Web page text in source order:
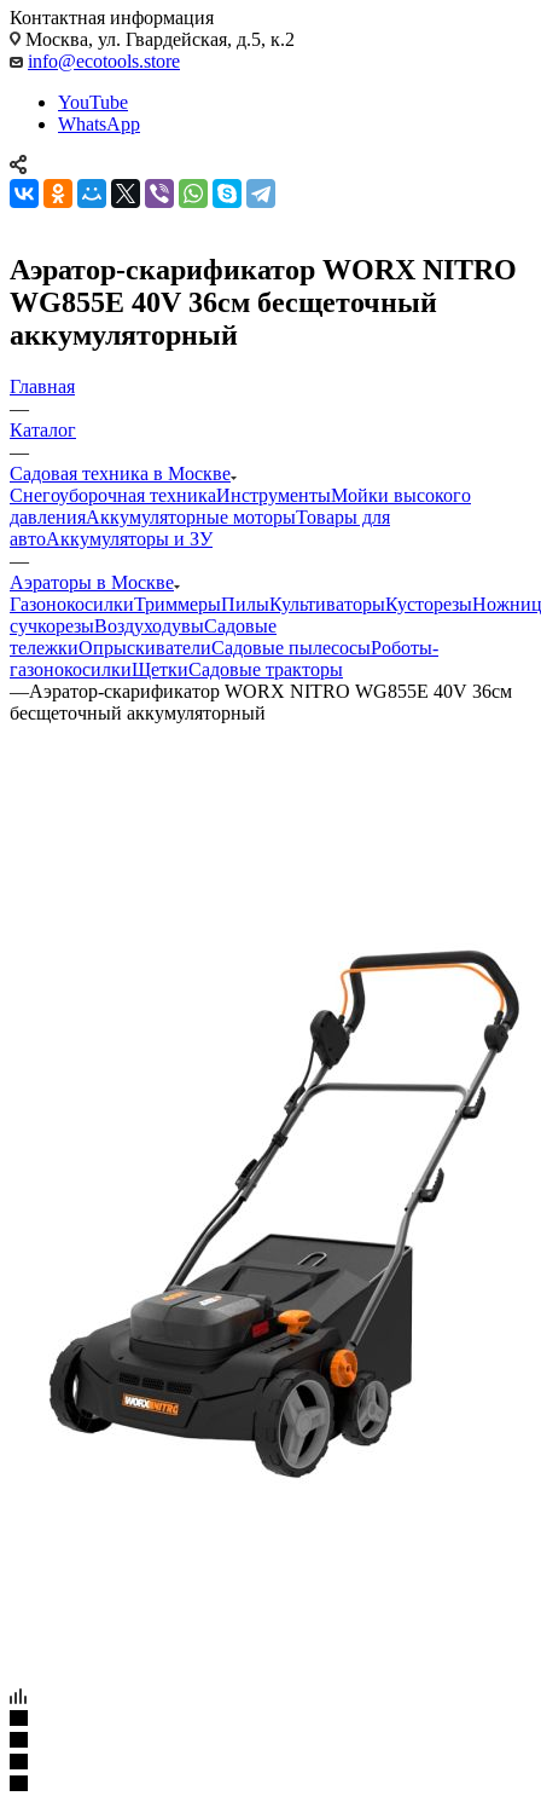
Контактная информация
Москва, ул. Гвардейская, д.5, к.2
info@ecotools.store
YouTube
WhatsApp
Аэратор-скарификатор WORX NITRO
WG855E 40V 36см бесщеточный
аккумуляторный
Главная
—
Каталог
—
Садовая техника в Москве
Снегоуборочная техникаИнструментыМойки высокого
давленияАккумуляторные моторыТовары для
автоАккумуляторы и ЗУ
—
Аэраторы в Москве
ГазонокосилкиТриммерыПилыКультиваторыКусторезы
сучкорезыВоздуходувыСадовые
тележкиОпрыскивателиСадовые пылесосыРоботы-
газонокосилкиЩеткиСадовые тракторы
—Аэратор-скарификатор WORX NITRO WG855E 40V 36см
бесщеточный аккумуляторный